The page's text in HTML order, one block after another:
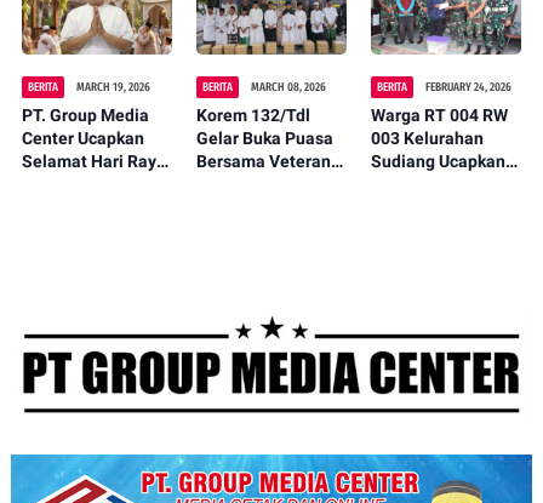
dan Nyaman
BERITA MARCH 19, 2026
PT. Group Media
Center Ucapkan
Selamat Hari Raya
BERITA MARCH 08, 2026
Korem 132/Tdl
Gelar Buka Puasa
Bersama Veteran
BERITA FEBRUARY 24, 2026
Warga RT 004 RW
003 Kelurahan
Sudiang Ucapkan